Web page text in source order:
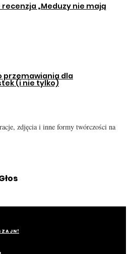
„Meduzy nie mają
przemawiania dla
(i nie tylko)
zdjęcia i inne formy twórczości na